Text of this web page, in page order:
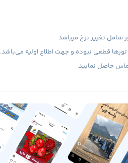
شامل تغییر نرخ میباشد
قطعی نبوده و جهت اطلاع اولیه می‌باشد.
حاصل نمایید.